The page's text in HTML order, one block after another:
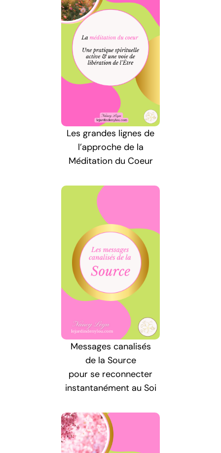
Les grandes lignes de
l’approche de la
Méditation du Coeur
Messages canalisés
de la Source
pour se reconnecter
instantanément au Soi